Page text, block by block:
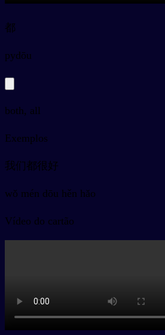
都
pydōu
both, all
Exemplos
我们都很好
wǒ mén dōu hěn hǎo
Vídeo do cartão